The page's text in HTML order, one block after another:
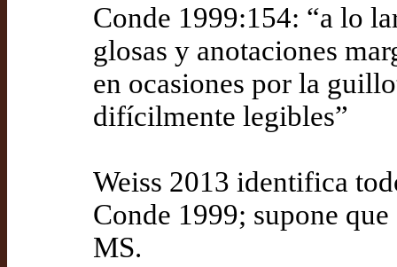
Conde 1999:154: “a lo
glosas y anotaciones
en ocasiones por la
difícilmente legibles”
Weiss 2013 identifica
Conde 1999; supone
MS.